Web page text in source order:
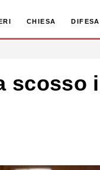
CHIESA DIFESA
scosso